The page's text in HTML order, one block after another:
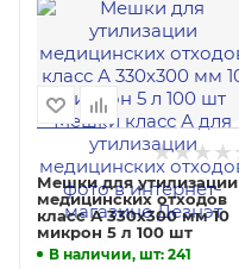
Мешки для утилизации
медицинских отходов
класс А 330х300 мм 10
микрон 5 л 100 шт
В наличии, шт: 241